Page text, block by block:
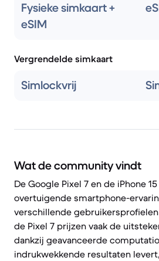
Fysieke simkaart +
eSIM
Vergrendelde simkaart
Simlockvrij
Wat de community vindt
De Google Pixel 7 en de iPhone
overtuigende smartphone-
verschillende gebruikersprofielen
de Pixel 7 prijzen vaak de
dankzij geavanceerde
indrukwekkende resultaten